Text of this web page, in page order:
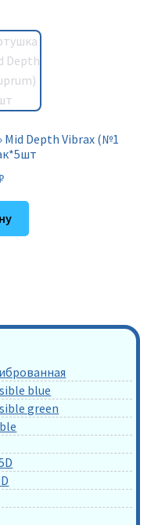
Mid Depth Vibrax (№1
blue
green